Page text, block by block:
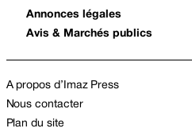
Annonces légales
Avis & Marchés publics
A propos d’Imaz Press
Nous contacter
Plan du site